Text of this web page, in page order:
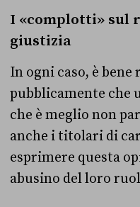
I «complotti» sul
giustizia
In ogni caso, è
pubblicamente che
che è meglio non
anche i titolari di
esprimere questa
abusino del loro